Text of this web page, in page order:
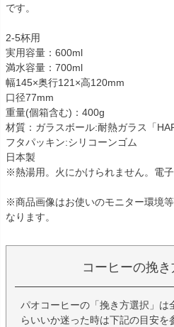
です。
2-5杯用
実用容量：600ml
満水容量：700ml
幅145×奥行121×高120mm
口径77mm
重量(個箱含む)：400g
材質：ガラスボール:耐熱ガラス「
フタパッキン:シリコーンゴム
日本製
※熱湯用。火にかけられません。電子
※商品画像はお使いのモニター環境
なります。
コーヒーの挽
パオコーヒーの「挽き方選択」は
らいいか迷った時は下記の目安を